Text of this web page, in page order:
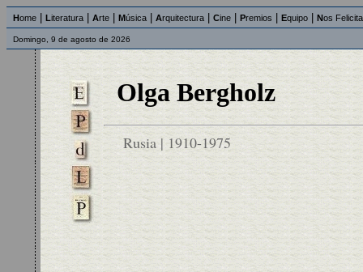
Home Literatura Arte Música Arquitectura Cine Premios Equipo Nos
Domingo, 9 de agosto de 2026
Olga Bergholz
Rusia | 1910-1975